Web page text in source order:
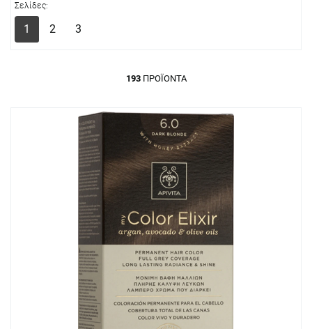
Σελίδες:
1 2 3
193ΠΡΟΪΌΝΤΑ